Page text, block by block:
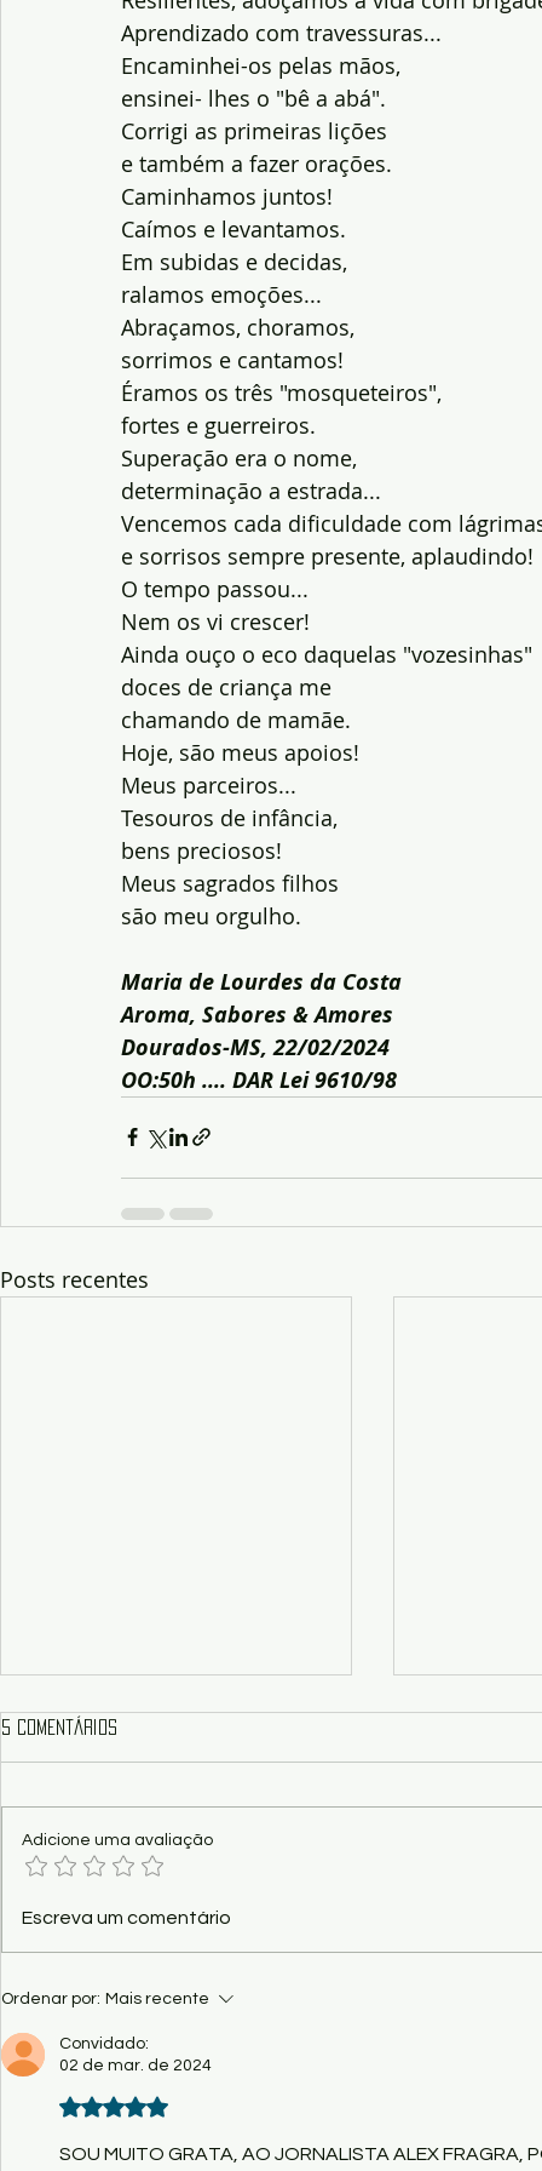
Aprendizado com travessuras...
Encaminhei-os pelas mãos,
ensinei- lhes o "bê a abá".
Corrigi as primeiras lições
e também a fazer orações.
Caminhamos juntos!
Caímos e levantamos.
Em subidas e decidas,
ralamos emoções...
Abraçamos, choramos,
sorrimos e cantamos!
Éramos os três "mosqueteiros",
fortes e guerreiros.
Superação era o nome,
determinação a estrada...
Vencemos cada dificuldade com
e sorrisos sempre presente, aplaudindo!
O tempo passou...
Nem os vi crescer!
Ainda ouço o eco daquelas "vozesinhas"
doces de criança me
chamando de mamãe.
Hoje, são meus apoios!
Meus parceiros...
Tesouros de infância,
bens preciosos!
Meus sagrados filhos
são meu orgulho.
Maria de Lourdes da Costa
Aroma, Sabores & Amores
Dourados-MS, 22/02/2024
OO:50h .... DAR Lei 9610/98
Posts recentes
Poesia - Rio Paraguai, berço de
Athayde Nery
musical de
5 comentários
Adicione uma avaliação
Escreva um comentário
Ordenar por: Mais recente
Convidado:
02 de mar. de 2024
Avaliado com 5 de 5 estrelas.
SOU MUITO GRATA, AO JORNALISTA ALEX FRAGRA,